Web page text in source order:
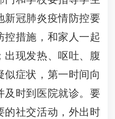
新冠肺炎疫情防控要
控措施，和家人一起
出现发热、呕吐、腹
症状，第一时间向
及时到医院就诊。要
的社交活动，外出时